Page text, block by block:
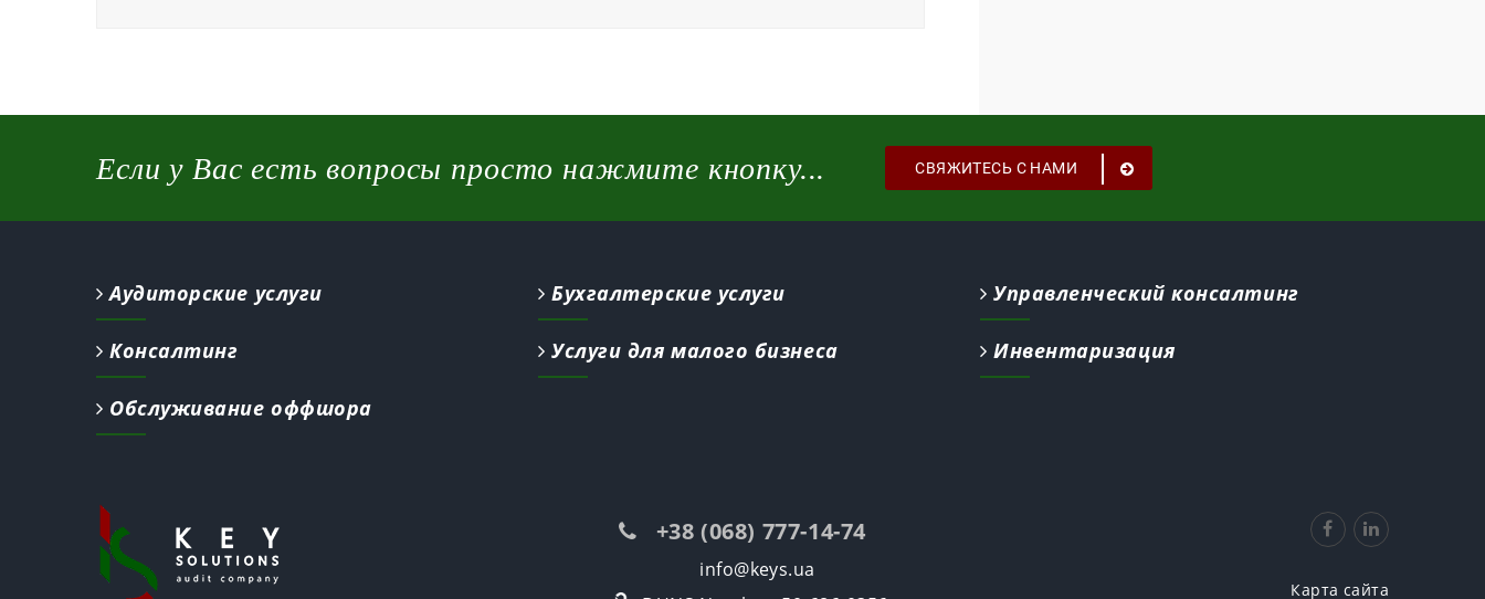
Если у Вас есть вопросы просто нажмите кнопку... СВЯЖИТЕСЬ С НАМИ
Аудиторские услуги Бухгалтерские услуги Управленческий консалтинг
Консалтинг Услуги для малого бизнеса Инвентаризация
Обслуживание оффшора
+38 (068) 777-14-74
info@keys.ua
Карта сайта